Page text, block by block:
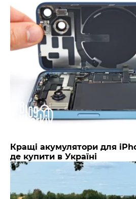
Кращі акумулятори для
де купити в Україні